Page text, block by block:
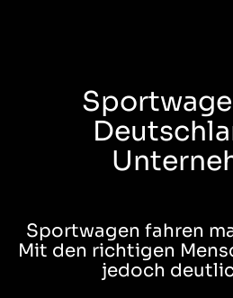
Sportwagen fahren
Mit den richtigen
jedoch